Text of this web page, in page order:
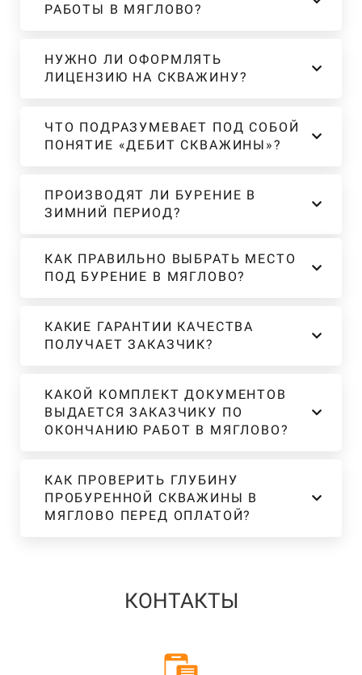
РАБОТЫ В МЯГЛОВО?
НУЖНО ЛИ ОФОРМЛЯТЬ
ЛИЦЕНЗИЮ НА СКВАЖИНУ?
ЧТО ПОДРАЗУМЕВАЕТ ПОД СОБОЙ
ПОНЯТИЕ «ДЕБИТ СКВАЖИНЫ»?
ПРОИЗВОДЯТ ЛИ БУРЕНИЕ В
ЗИМНИЙ ПЕРИОД?
КАК ПРАВИЛЬНО ВЫБРАТЬ МЕСТО
ПОД БУРЕНИЕ В МЯГЛОВО?
КАКИЕ ГАРАНТИИ КАЧЕСТВА
ПОЛУЧАЕТ ЗАКАЗЧИК?
КАКОЙ КОМПЛЕКТ ДОКУМЕНТОВ
ВЫДАЕТСЯ ЗАКАЗЧИКУ ПО
ОКОНЧАНИЮ РАБОТ В МЯГЛОВО?
КАК ПРОВЕРИТЬ ГЛУБИНУ
ПРОБУРЕННОЙ СКВАЖИНЫ В
МЯГЛОВО ПЕРЕД ОПЛАТОЙ?
КОНТАКТЫ